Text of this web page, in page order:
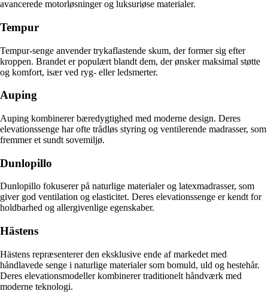
avancerede motorløsninger og luksuriøse materialer.
Tempur
Tempur-senge anvender trykaflastende skum, der former sig efter
kroppen. Brandet er populært blandt dem, der ønsker maksimal støtte
og komfort, især ved ryg- eller ledsmerter.
Auping
Auping kombinerer bæredygtighed med moderne design. Deres
elevationssenge har ofte trådløs styring og ventilerende madrasser, som
fremmer et sundt sovemiljø.
Dunlopillo
Dunlopillo fokuserer på naturlige materialer og latexmadrasser, som
giver god ventilation og elasticitet. Deres elevationssenge er kendt for
holdbarhed og allergivenlige egenskaber.
Hästens
Hästens repræsenterer den eksklusive ende af markedet med
håndlavede senge i naturlige materialer som bomuld, uld og hestehår.
Deres elevationsmodeller kombinerer traditionelt håndværk med
moderne teknologi.